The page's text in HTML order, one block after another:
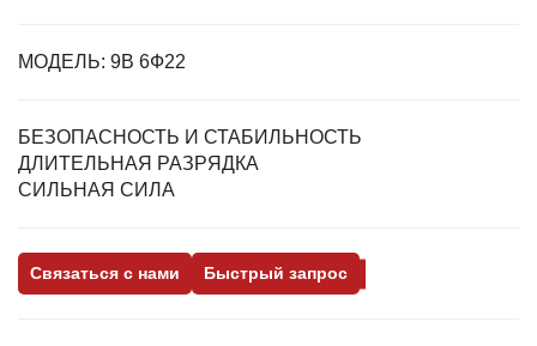
МОДЕЛЬ: 9В 6Ф22
БЕЗОПАСНОСТЬ И СТАБИЛЬНОСТЬ
ДЛИТЕЛЬНАЯ РАЗРЯДКА
СИЛЬНАЯ СИЛА
Связаться с нами Быстрый запрос